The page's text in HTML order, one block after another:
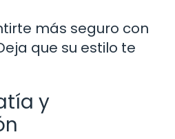
más seguro con
que su estilo te
y